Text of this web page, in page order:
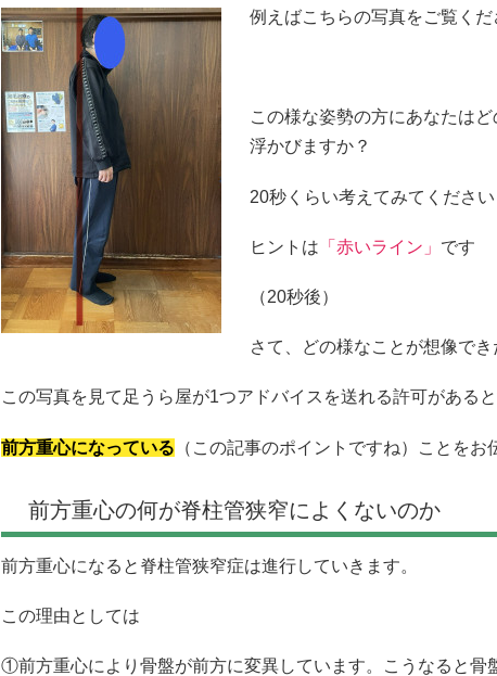
例えばこちらの写真をご覧くだ
この様な姿勢の方にあなたは
浮かびますか？
20秒くらい考えてみてください
ヒントは 「赤いライン」 です
（20秒後）
さて、どの様なことが想像でき
この写真を見て足うら屋が1つアドバイスを送れる許可がある
前方重心になっている （この記事のポイントですね）ことをお
前方重心の何が脊柱管狭窄によくないのか
前方重心になると脊柱管狭窄症は進行していきます。
この理由としては
①前方重心により骨盤が前方に変異しています。こうなると骨